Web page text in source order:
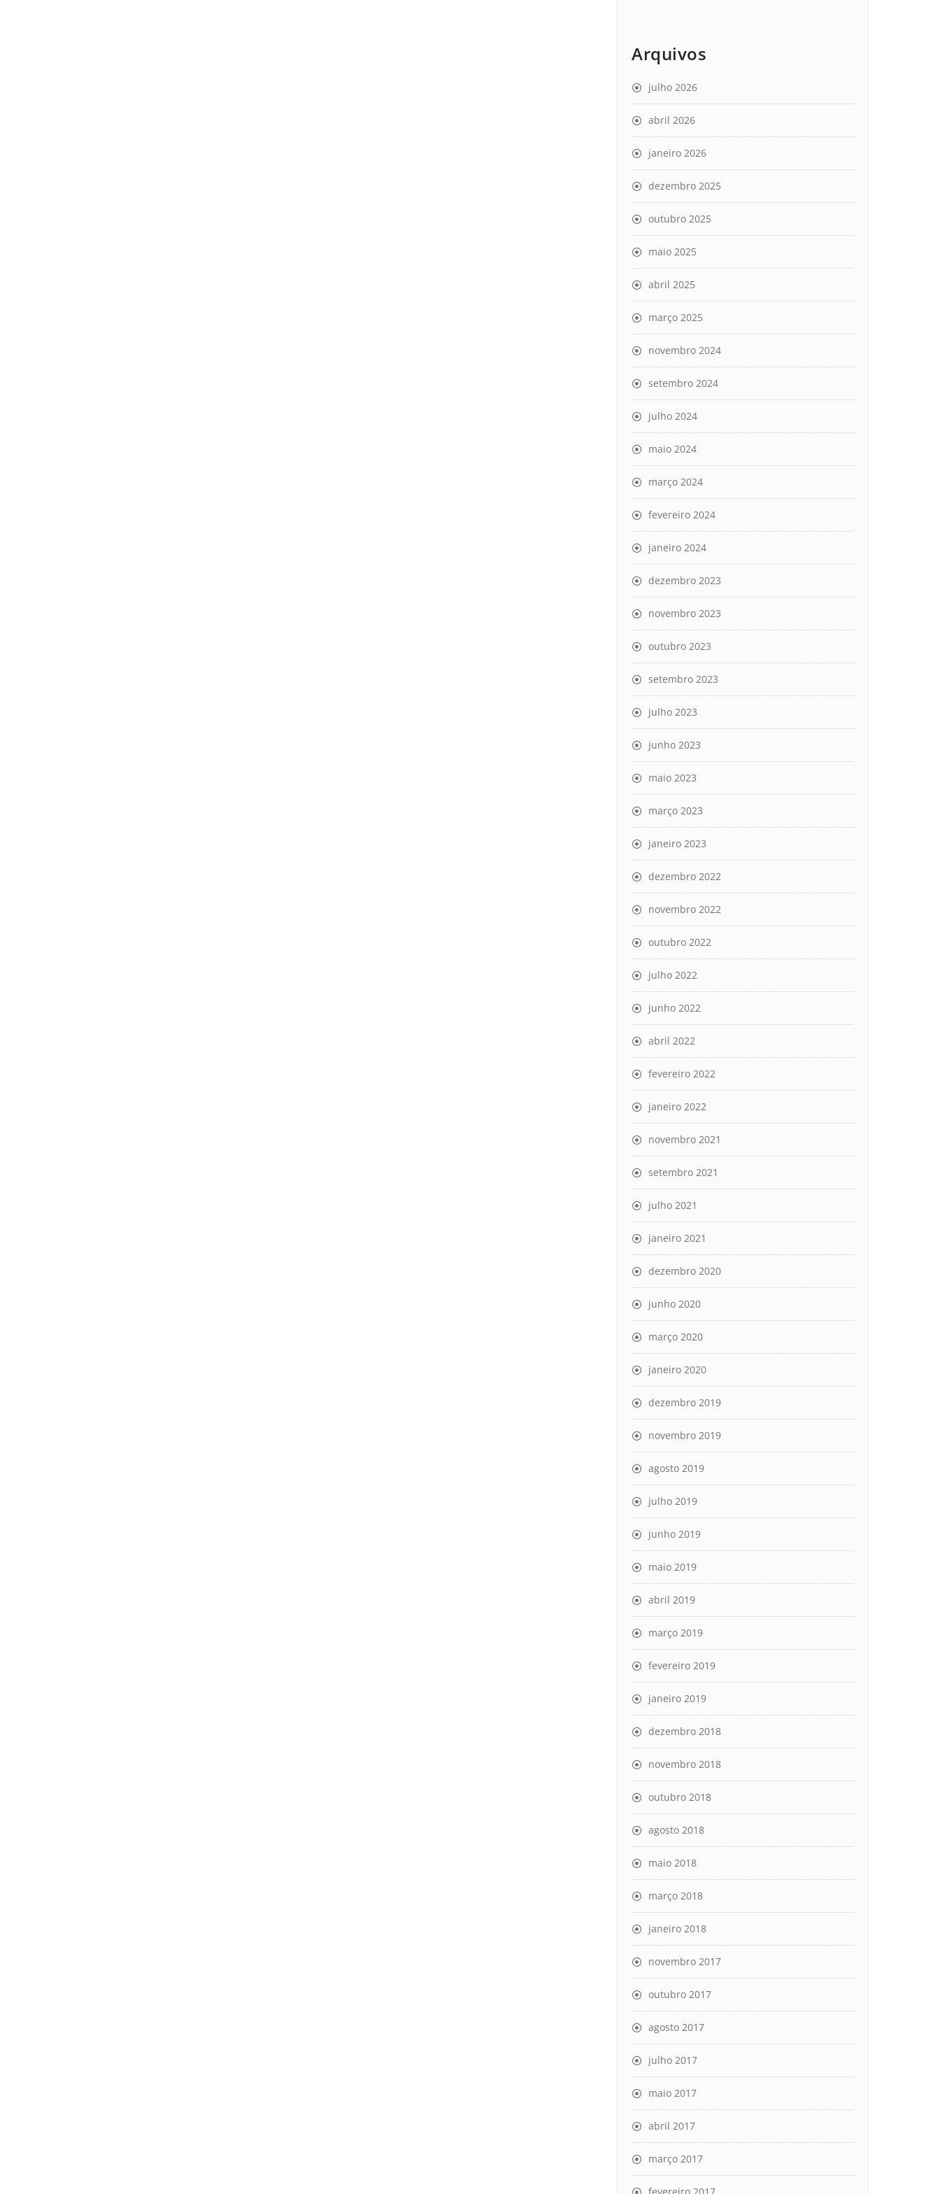
Arquivos
julho 2026
abril 2026
janeiro 2026
dezembro 2025
outubro 2025
maio 2025
abril 2025
março 2025
novembro 2024
setembro 2024
julho 2024
maio 2024
março 2024
fevereiro 2024
janeiro 2024
dezembro 2023
novembro 2023
outubro 2023
setembro 2023
julho 2023
junho 2023
maio 2023
março 2023
janeiro 2023
dezembro 2022
novembro 2022
outubro 2022
julho 2022
junho 2022
abril 2022
fevereiro 2022
janeiro 2022
novembro 2021
setembro 2021
julho 2021
janeiro 2021
dezembro 2020
junho 2020
março 2020
janeiro 2020
dezembro 2019
novembro 2019
agosto 2019
julho 2019
junho 2019
maio 2019
abril 2019
março 2019
fevereiro 2019
janeiro 2019
dezembro 2018
novembro 2018
outubro 2018
agosto 2018
maio 2018
março 2018
janeiro 2018
novembro 2017
outubro 2017
agosto 2017
julho 2017
maio 2017
abril 2017
março 2017